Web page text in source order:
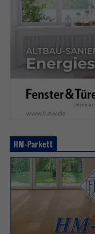
HM-Parkett